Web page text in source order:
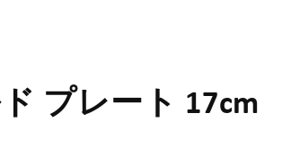
プレート 17cm